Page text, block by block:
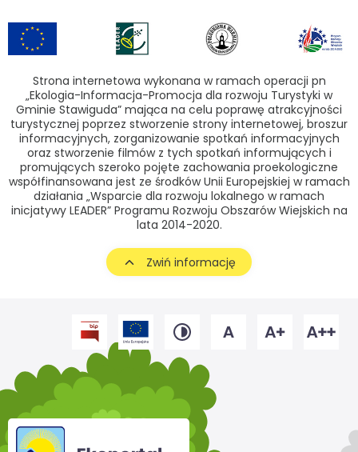
Strona internetowa wykonana w ramach operacji pn
„Ekologia-Informacja-Promocja dla rozwoju Turystyki w
Gminie Stawiguda” mająca na celu poprawę atrakcyjności
turystycznej poprzez stworzenie strony internetowej, broszur
informacyjnych, zorganizowanie spotkań informacyjnych
oraz stworzenie filmów z tych spotkań informujących i
promujących szeroko pojęte zachowania proekologiczne
współfinansowana jest ze środków Unii Europejskiej w ramach
działania „Wsparcie dla rozwoju lokalnego w ramach
inicjatywy LEADER” Programu Rozwoju Obszarów Wiejskich na
lata 2014-2020.
Zwiń informację